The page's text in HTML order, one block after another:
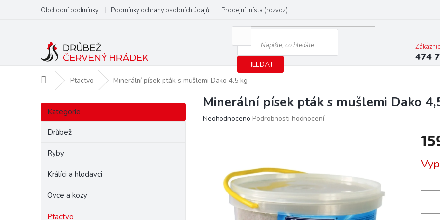
obsah
Obchodní podmínky Podmínky ochrany osobních údajů Prodejní místa (rozvoz)
HLEDAT
474
Domů Ptactvo Minerální písek pták s mušlemi Dako 4,5 kg
P
s
Přeskočit
kategorie
Kategorie
Drůbež
Ryby
Králíci a hlodavci
Ovce a kozy
Ptactvo
Minerální písek pták s mušlemi Dako
Průměrné
hvězdiček.
Neohodnoceno Podrobnosti hodnocení
cena: